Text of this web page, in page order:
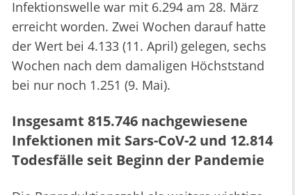
Infektionswelle war mit 6.294 am 28. März
erreicht worden. Zwei Wochen darauf hatte
der Wert bei 4.133 (11. April) gelegen, sechs
Wochen nach dem damaligen Höchststand
bei nur noch 1.251 (9. Mai).
Insgesamt 815.746 nachgewiesene
Infektionen mit Sars-CoV-2 und 12.814
Todesfälle seit Beginn der Pandemie